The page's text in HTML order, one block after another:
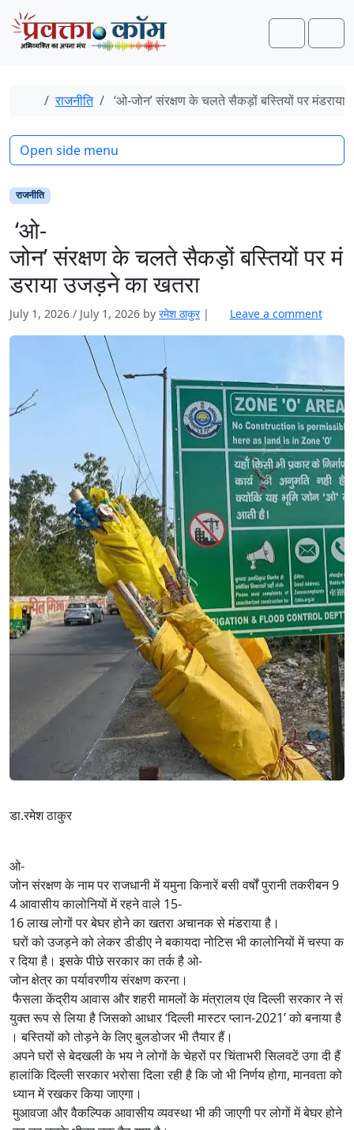
Skip to content
Skip to footer
Search
Home
राजनीति ‘ओ-जोन’ संरक्षण के चलते सैकड़ों बस्तियों पर
राजनीति
‘ओ-
जोन’ संरक्षण के चलते सैकड़ों बस्तियों पर मं
डराया उजड़ने का खतरा
July 1, 2026 / July 1, 2026 by रमेश ठाकुर | Leave a comment
डा.रमेश ठाकुर
ओ-
जोन संरक्षण के नाम पर राजधानी में यमुना किनारें बसी वर्षों पुरानी तकरीबन 9
4 आवासीय कालोनियों में रहने वाले 15-
16 लाख लोगों पर बेघर होने का खतरा अचानक से मंडराया है।
घरों को उजड़ने को लेकर डीडीए ने बकायदा नोटिस भी कालोनियों में चस्पा क
र दिया है। इसके पीछे सरकार का तर्क है ओ-
जोन क्षेत्र का पर्यावरणीय संरक्षण करना।
फैसला केंद्रीय आवास और शहरी मामलों के मंत्रालय एंव दिल्ली सरकार ने सं
युक्त रूप से लिया है जिसको आधार ‘दिल्ली मास्टर प्लान-2021’ को बनाया है
। बस्तियों को तोड़ने के लिए बुलडोजर भी तैयार हैं।
अपने घरों से बेदखली के भय ने लोगों के चेहरों पर चिंताभरी सिलवटें उगा दी हैं
हालांकि दिल्ली सरकार भरोसा दिला रही है कि जो भी निर्णय होगा, मानवता को
ध्यान में रखकर किया जाएगा।
मुआवजा और वैकल्पिक आवासीय व्यवस्था भी की जाएगी पर लोगों में बेघर होने
Open side menu